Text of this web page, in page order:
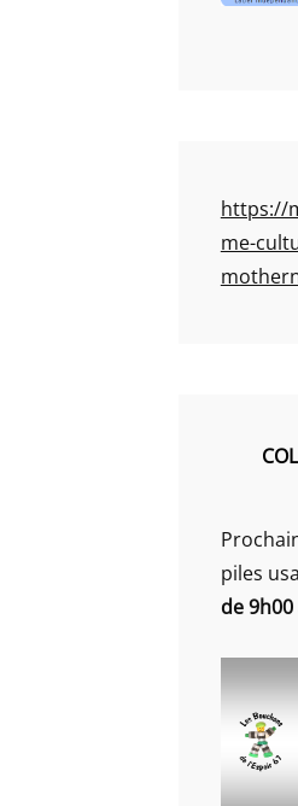
https://
me-
piles
de